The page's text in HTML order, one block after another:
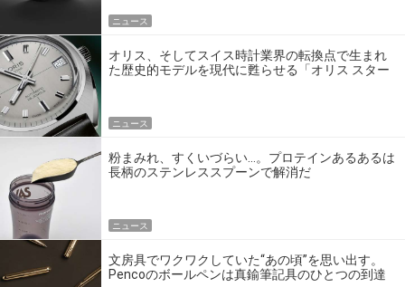
ニュース
オリス、そしてスイス時計業界の転換点で生まれ
た歴史的モデルを現代に甦らせる「オリス スター
ニュース
粉まみれ、すくいづらい…。プロテインあるあるは
長柄のステンレススプーンで解消だ
ニュース
文房具でワクワクしていた“あの頃”を思い出す。
Pencoのボールペンは真鍮筆記具のひとつの到達